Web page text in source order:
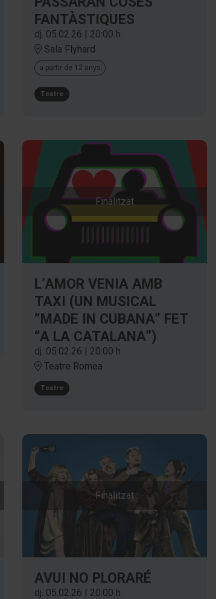
FANTÀSTIQUES
dj. 05.02.26 | 20:00 h
Sala Flyhard
a partir de 12 anys
Teatre
Finalitzat
L’AMOR VENIA AMB
TAXI (UN MUSICAL
“MADE IN CUBANA” FET
“A LA CATALANA”)
dj. 05.02.26 | 20:00 h
Teatre Romea
Teatre
Finalitzat
AVUI NO PLORARÉ
dj. 05.02.26 | 20:00 h